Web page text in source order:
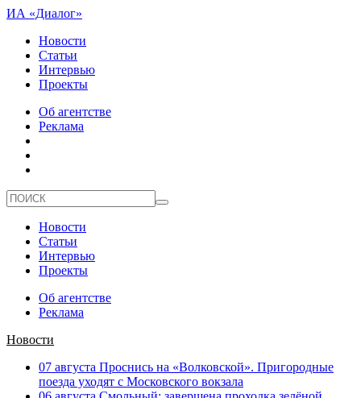
ИА «Диалог»
Новости
Статьи
Интервью
Проекты
Об агентстве
Реклама
Новости
Статьи
Интервью
Проекты
Об агентстве
Реклама
Новости
07 августа Проснись на «Волковской». Пригородные
поезда уходят с Московского вокзала